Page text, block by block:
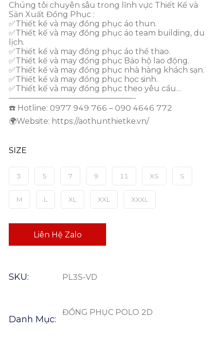
Chúng tôi chuyên sâu trong lĩnh vực Thiết Kế và
Sản Xuất Đồng Phục :
✅Thiết kế và may đồng phục áo thun.
✅Thiết kế và may đồng phục áo team building, du
lịch.
✅Thiết kế và may đồng phục áo thể thao.
✅Thiết kế và may đồng phục Bảo hộ lao động.
✅Thiết kế và may đồng phục nhà hàng khách sạn.
✅Thiết kế và may đồng phục học sinh.
✅Thiết kế và may đồng phục theo yêu cầu…
————————————————-
☎️ Hotline: 0977 949 766 – 090 4646 772
🌍Website: https://aothunthietke.vn/
Liên Hệ Zalo
SKU: PL3S-VD
Danh Mục:
ĐỒNG PHỤC POLO 2D
3 5 7 9 11 XS S
M L XL XXL XXXL
SIZE